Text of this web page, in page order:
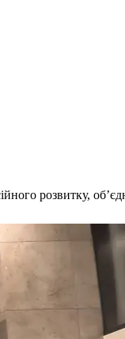
розвитку,